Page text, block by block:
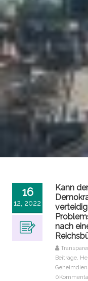
16
12, 2022
Kann
nach
Beiträge